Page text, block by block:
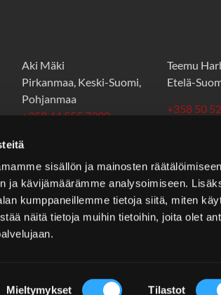
sisällön ja mainosten
ja kävijämäärämme analysoimiseen.
kumppaneillemme tietoja siitä, miten
näitä tietoja muihin tietoihin, joita olet
Mieltymykset Tilastot
Aki Mäki
Pirkanmaa, Keski-Suomi,
Pohjanmaa
+358 44 555 7300
Teemu
Etelä-
+358 50